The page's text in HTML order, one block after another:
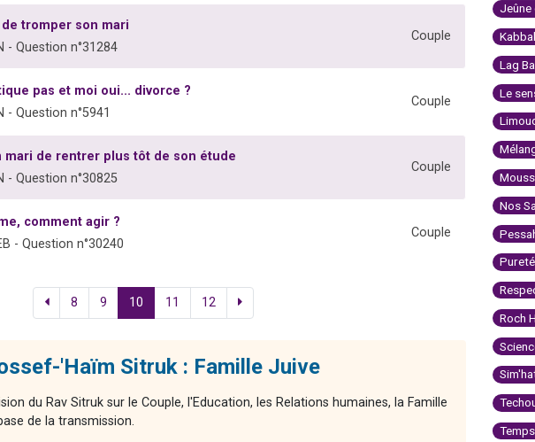
tromper son mari
- Question n°31284
Couple
pas et moi oui... divorce ?
- Question n°5941
Couple
mari de rentrer plus tôt de son étude
- Question n°30825
Couple
comment agir ?
- Question n°30240
Couple
8 9 10 11 12
'Haïm Sitruk : Famille Juive
du Rav Sitruk sur le Couple, l'Education, les Relations humaines, la Famille
de la transmission.
Jeûne
Lag
Le
Nos
Roch